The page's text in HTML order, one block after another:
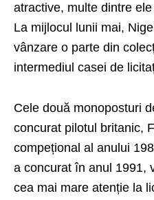
atractive, multe dintre
La mijlocul lunii mai,
vânzare o parte din
intermediul casei de
Cele două monoposturi
concurat pilotul britanic,
compețional al anului
a concurat în anul 1991,
cea mai mare atenție la